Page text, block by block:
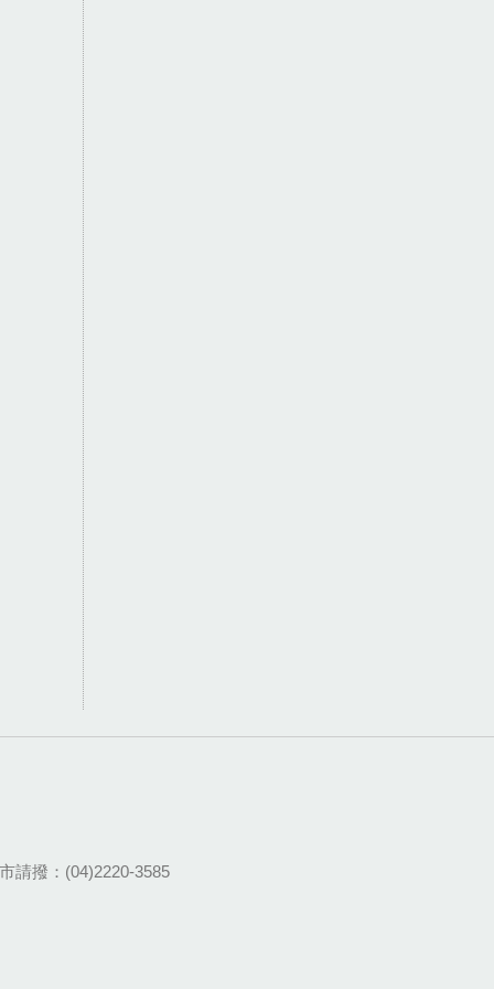
請撥：(04)2220-3585